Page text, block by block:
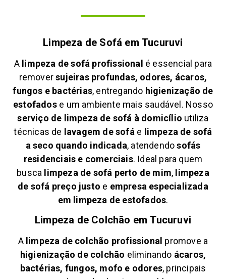
Limpeza de Sofá emTucuruvi
A limpeza de sofá profissional é essencial para
removersujeiras profundas, odores, ácaros,
fungos e bactérias, entregando higienização de
estofadose um ambiente mais saudável. Nosso
serviço de limpeza de sofá à domicílio utiliza
técnicas de lavagem de sofá e limpeza de sofá
a seco quando indicada, atendendosofás
residenciais e comerciais. Ideal para quem
busca limpeza de sofá perto de mim, limpeza
de sofá preço justo e empresa especializada
em limpeza de estofados.
Limpeza de Colchão emTucuruvi
A limpeza de colchão profissional promove a
higienização de colchão eliminando ácaros,
bactérias, fungos, mofo e odores, principais